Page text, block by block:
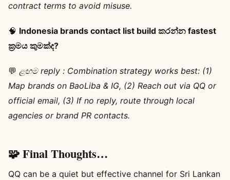
contract terms to avoid misuse.
🧠 Indonesia brands contact list build කරන්න fastest
ක්‍රමය කුමක්ද?
💬 ළඟම reply : Combination strategy works best: (1)
Map brands on BaoLiba & IG, (2) Reach out via QQ or
official email, (3) If no reply, route through local
agencies or brand PR contacts.
🧩 Final Thoughts…
QQ can be a quiet but effective channel for Sri Lankan